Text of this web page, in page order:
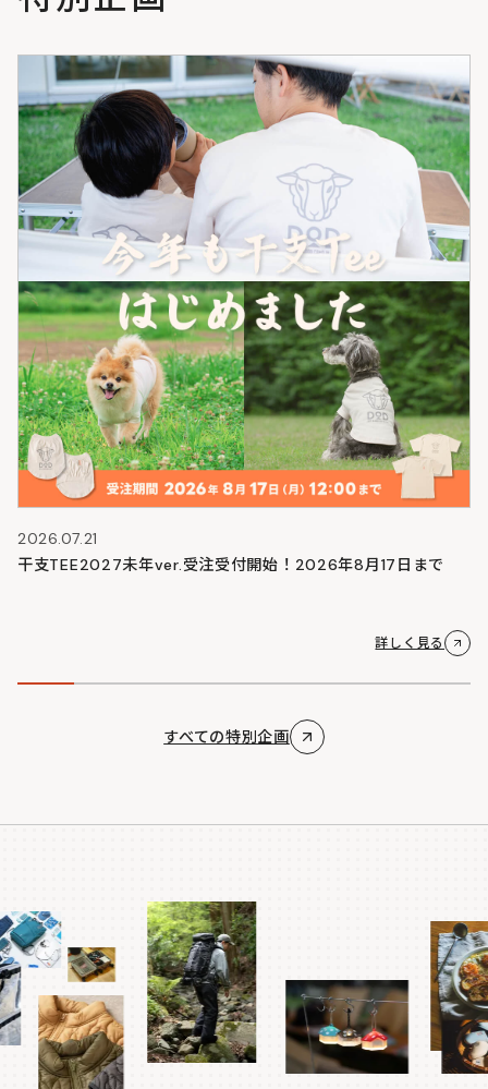
2026.07.21
干支TEE2027未年ver.受注受付開始！2026年8月17日まで
詳しく見る
すべての特別企画